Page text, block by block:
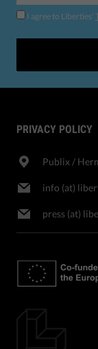
I agree to Liberties'
PRIVACY POLICY
Publix​ /
info (at)
press (at)